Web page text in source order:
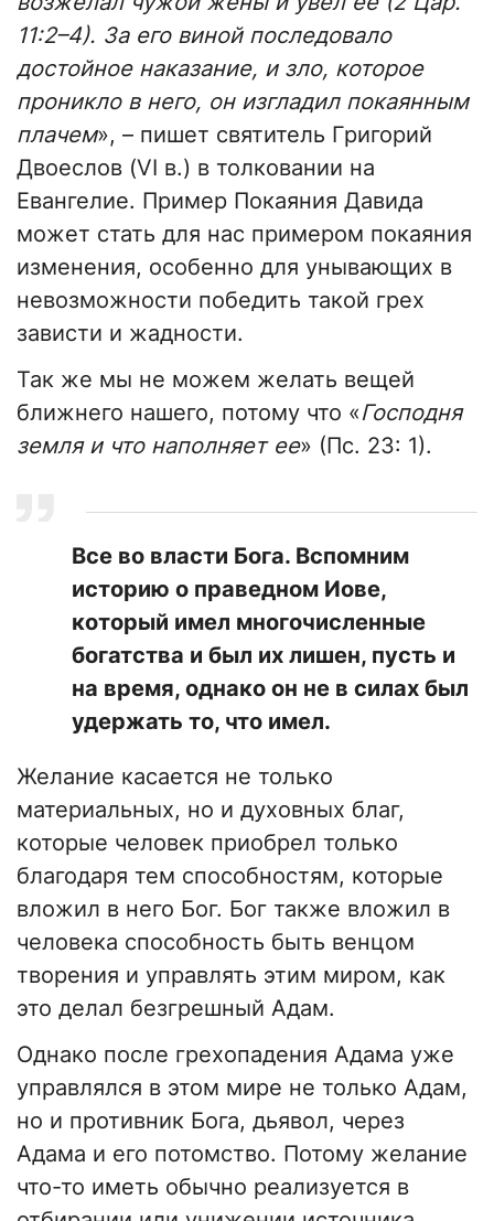
11:2–4). За его виной последовало
достойное наказание, и зло, которое
проникло в него, он изгладил покаянным
плачем», – пишет святитель Григорий
Двоеслов (VI в.) в толковании на
Евангелие. Пример Покаяния Давида
может стать для нас примером покаяния
изменения, особенно для унывающих в
невозможности победить такой грех
зависти и жадности.
Так же мы не можем желать вещей
ближнего нашего, потому что «Господня
земля и что наполняет ее» (Пс. 23: 1).
Все во власти Бога. Вспомним
историю о праведном Иове,
который имел многочисленные
богатства и был их лишен, пусть и
на время, однако он не в силах был
удержать то, что имел.
Желание касается не только
материальных, но и духовных благ,
которые человек приобрел только
благодаря тем способностям, которые
вложил в него Бог. Бог также вложил в
человека способность быть венцом
творения и управлять этим миром, как
это делал безгрешный Адам.
Однако после грехопадения Адама уже
управлялся в этом мире не только Адам,
но и противник Бога, дьявол, через
Адама и его потомство. Потому желание
что-то иметь обычно реализуется в